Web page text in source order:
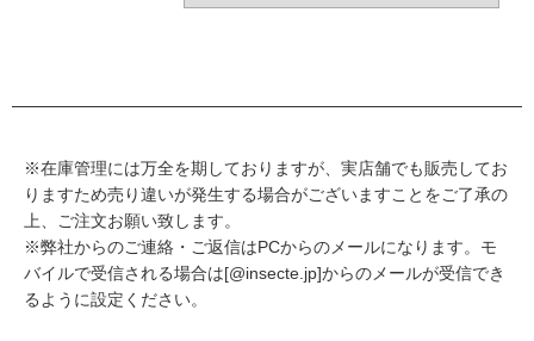
※在庫管理には万全を期しておりますが、実店舗でも販売してお
りますため売り違いが発生する場合がございますことをご了承の
上、ご注文お願い致します。
※弊社からのご連絡・ご返信はPCからのメールになります。モ
バイルで受信される場合は[@insecte.jp]からのメールが受信でき
るように設定ください。